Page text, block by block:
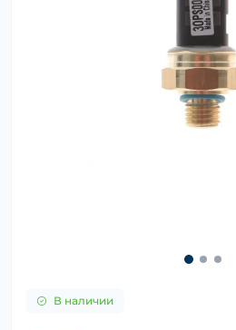
В наличии